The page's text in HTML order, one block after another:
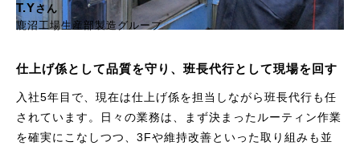
T.Yさん
鹿沼工場生産部製造グループ
仕上げ係として品質を守り、班長代行として現場を回す
入社5年目で、現在は仕上げ係を担当しながら班長代行も任
されています。日々の業務は、まず決まったルーティン作業
を確実にこなしつつ、3Fや維持改善といった取り組みも並